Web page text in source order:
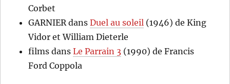
Corbet
GARNIERdansDuel au soleil (1946) de King
Vidor et William Dieterle
films dansLe Parrain 3 (1990) de Francis
Ford Coppola